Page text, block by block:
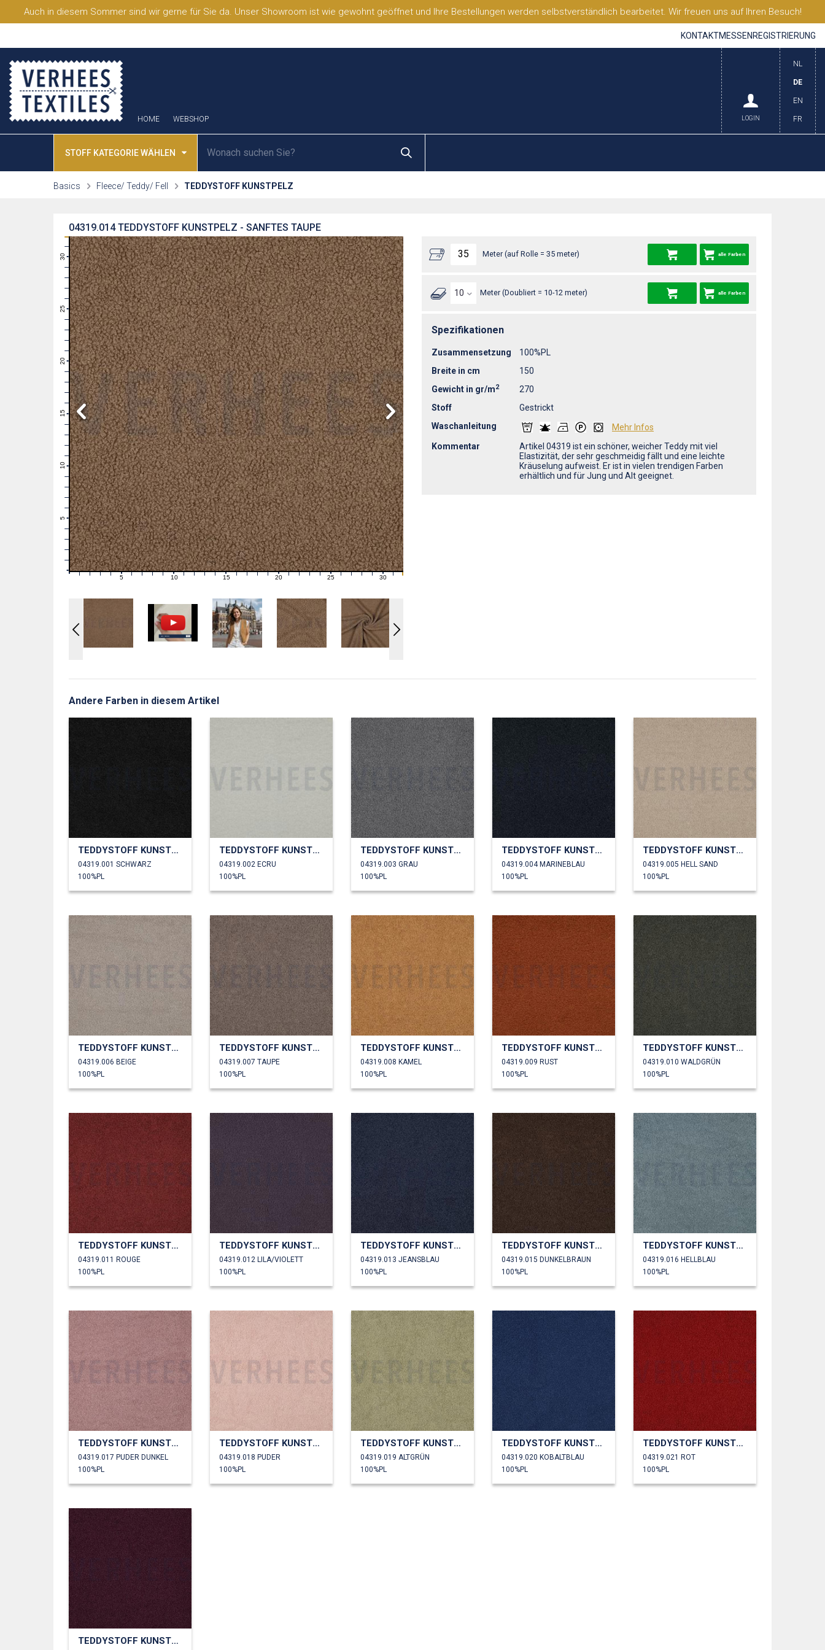
Auch in diesem Sommer sind wir gerne für Sie da. Unser Showroom ist wie gewohnt geöffnet und Ihre Bestellungen werden selbstverständlich bearbeitet. Wir freuen uns auf Ihren Besuch!
KONTAKTMESSEN REGISTRIERUNG
HOME WEBSHOP
NL
DE
EN
FR
LOGIN
STOFF KATEGORIE WÄHLEN
Basics Fleece/ Teddy/ Fell TEDDYSTOFF KUNSTPELZ
TEDDYSTOFF KUNSTPELZ - SANFTES TAUPE
04319.014
0
1
2
3
4
5
6
7
8
10
11
12
13
14
15
16
17
18
19
20
21
22
23
24
25
26
27
28
29
30
31
0 1 2 3 4 5 6 7 8 9 10 11 12 13 14 15 16 17 18 19 20 21 22 23 24 25 26 27 28 29 30 31
Meter (auf Rolle = 35 meter) alle Farben
Meter (Doubliert = 10-12 meter) alle Farben
Spezifikationen
Zusammensetzung
100%PL
Breite in cm
150
Gewicht in gr/m2
270
Stoff
Gestrickt
Waschanleitung
Mehr Infos
Kommentar
Artikel 04319 ist ein schöner, weicher Teddy mit viel
Elastizität, der sehr geschmeidig fällt und eine leichte
Kräuselung aufweist. Er ist in vielen trendigen Farben
erhältlich und für Jung und Alt geeignet.
Andere Farben in diesem Artikel
TEDDYSTOFF KUNSTPELZ
04319.001 SCHWARZ
100%PL
TEDDYSTOFF KUNSTPELZ
04319.002 ECRU
100%PL
TEDDYSTOFF KUNSTPELZ
04319.003 GRAU
100%PL
TEDDYSTOFF KUNSTPELZ
04319.004 MARINEBLAU
100%PL
TEDDYSTOFF KUNSTPELZ
04319.005 HELL SAND
100%PL
TEDDYSTOFF KUNSTPELZ
04319.006 BEIGE
100%PL
TEDDYSTOFF KUNSTPELZ
04319.007 TAUPE
100%PL
TEDDYSTOFF KUNSTPELZ
04319.008 KAMEL
100%PL
TEDDYSTOFF KUNSTPELZ
04319.009 RUST
100%PL
TEDDYSTOFF KUNSTPELZ
04319.010 WALDGRÜN
100%PL
TEDDYSTOFF KUNSTPELZ
04319.011 ROUGE
100%PL
TEDDYSTOFF KUNSTPELZ
04319.012 LILA/VIOLETT
100%PL
TEDDYSTOFF KUNSTPELZ
04319.013 JEANSBLAU
100%PL
TEDDYSTOFF KUNSTPELZ
04319.015 DUNKELBRAUN
100%PL
TEDDYSTOFF KUNSTPELZ
04319.016 HELLBLAU
100%PL
TEDDYSTOFF KUNSTPELZ
04319.017 PUDER DUNKEL
100%PL
TEDDYSTOFF KUNSTPELZ
04319.018 PUDER
100%PL
TEDDYSTOFF KUNSTPELZ
04319.019 ALTGRÜN
100%PL
TEDDYSTOFF KUNSTPELZ
04319.020 KOBALTBLAU
100%PL
TEDDYSTOFF KUNSTPELZ
04319.021 ROT
100%PL
TEDDYSTOFF KUNSTPELZ